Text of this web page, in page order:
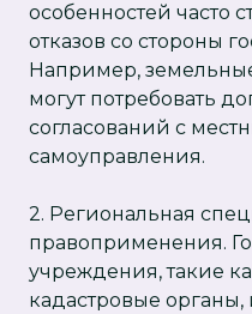
особенностей часто
отказов со стороны
Например,
могут потребовать
согласований с
самоуправления.
2. Региональная
правоприменения.
учреждения, такие
кадастровые